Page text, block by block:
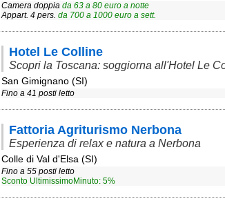
Camera doppia da 63a 80euro a notte
Appart. 4 pers. da 700a 1000euro a sett.
Hotel Le Colline
Scopri la Toscana: soggiorna all'Hotel Le
San Gimignano (SI)
Fino a 41 posti letto
Fattoria Agriturismo Nerbona
Esperienza di relax e natura a Nerbona
Colle di Val d'Elsa (SI)
Fino a 55 posti letto
Sconto UltimissimoMinuto: 5%